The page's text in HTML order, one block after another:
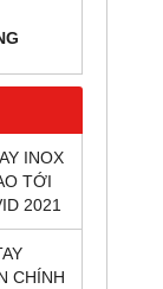
INOX
TỚI
2021
CHÍNH